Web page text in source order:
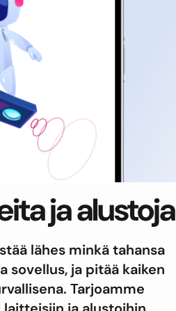
ja alustoja
lähes minkä tahansa
sovellus, ja pitää kaiken
Tarjoamme